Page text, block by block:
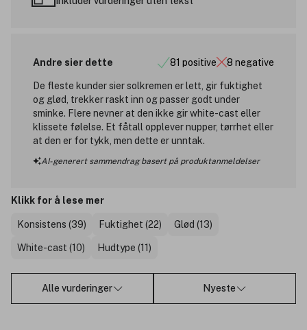
Andre sier dette 81 positive 8 negative
De fleste kunder sier solkremen er lett, gir fuktighet
og glød, trekker raskt inn og passer godt under
sminke. Flere nevner at den ikke gir white-cast eller
klissete følelse. Et fåtall opplever nupper, tørrhet eller
at den er for tykk, men dette er unntak.
AI-generert sammendrag basert på produktanmeldelser
Klikk for å lese mer
Konsistens (39) Fuktighet (22) Glød (13)
White-cast (10) Hudtype (11)
Alle vurderinger Nyeste